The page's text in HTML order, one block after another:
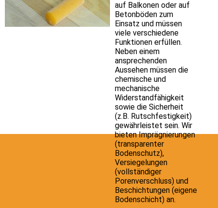
auf Balkonen oder auf
Betonböden zum
Einsatz und müssen
viele verschiedene
Funktionen erfüllen.
Neben einem
ansprechenden
Aussehen müssen die
chemische und
mechanische
Widerstandfähigkeit
sowie die Sicherheit
(z.B. Rutschfestigkeit)
gewährleistet sein. Wir
bieten Imprägnierungen
(transparenter
Bodenschutz),
Versiegelungen
(vollständiger
Porenverschluss) und
Beschichtungen (eigene
Bodenschicht) an.